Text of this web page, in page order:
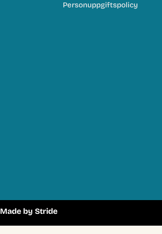
Personuppgiftspolicy
Made by Stride